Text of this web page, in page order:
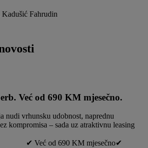
Fahrudin
Već od 690 KM mjesečno.
nudi vrhunsku udobnost, naprednu
kompromisa – sada uz atraktivnu leasing
KM mjesečno✔